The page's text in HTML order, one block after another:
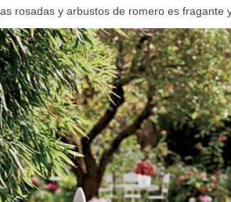
rosadas y arbustos de romero es fragante